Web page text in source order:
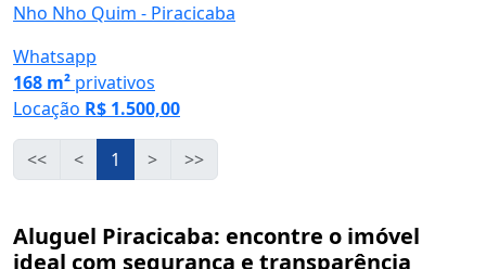
Nho Nho Quim - Piracicaba
Whatsapp
168 m² privativos
Locação R$ 1.500,00
<< < 1 > >>
Aluguel Piracicaba: encontre o imóvel
ideal com segurança e transparência